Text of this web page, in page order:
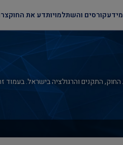
קורסים והשתלמויותדע את החוק
התקנים והרגולציה בישראל. בעמוד